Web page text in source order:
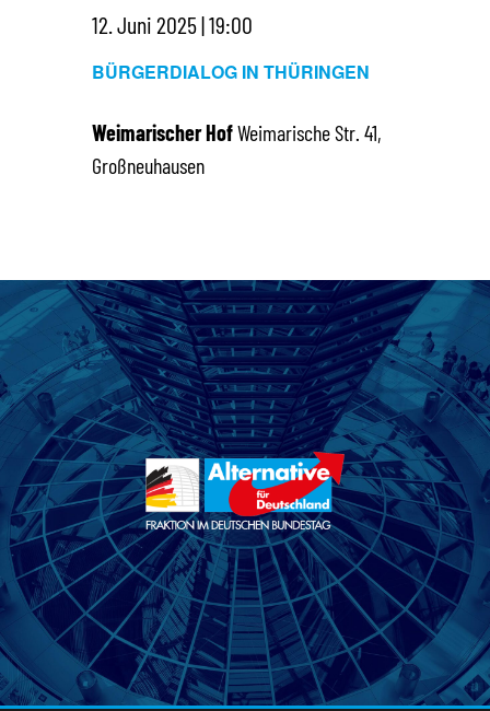
BÜRGERDIALOG IN THÜRINGEN
12. Juni 2025 | 19:00
Weimarischer HofWeimarische Str. 41,
Großneuhausen